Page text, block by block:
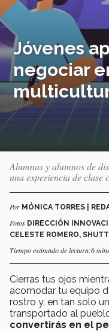
Jóvenes
negociar
Alumnas y alumnos de
una experiencia de clase
Por MÓNICA TORRES |
Fotos DIRECCIÓN
CELESTE ROMERO,
Tiempo estimado de lectura:6
Cierras tus ojos
acomodar tu equipo
rostro y, en tan solo
transportado al
convertirás en el